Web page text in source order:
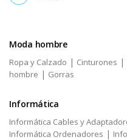
Moda hombre
Ropa y Calzado | Cinturones |
hombre | Gorras
Informática
Informática Cables y
Informática Ordenadores |